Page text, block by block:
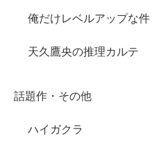
俺だけレベルアップな件
天久鷹央の推理カルテ
話題作・その他
ハイガクラ